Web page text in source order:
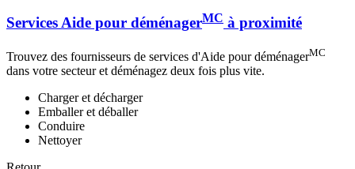
Services Aide pour déménagerMC à proximité
Trouvez des fournisseurs de services d'Aide pour déménagerMC
dans votre secteur et déménagez deux fois plus vite.
Charger et décharger
Emballer et déballer
Conduire
Nettoyer